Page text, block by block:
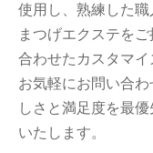
使用し、熟練した
まつげエクステを
合わせたカスタマ
お気軽にお問い合
しさと満足度を最
いたします。